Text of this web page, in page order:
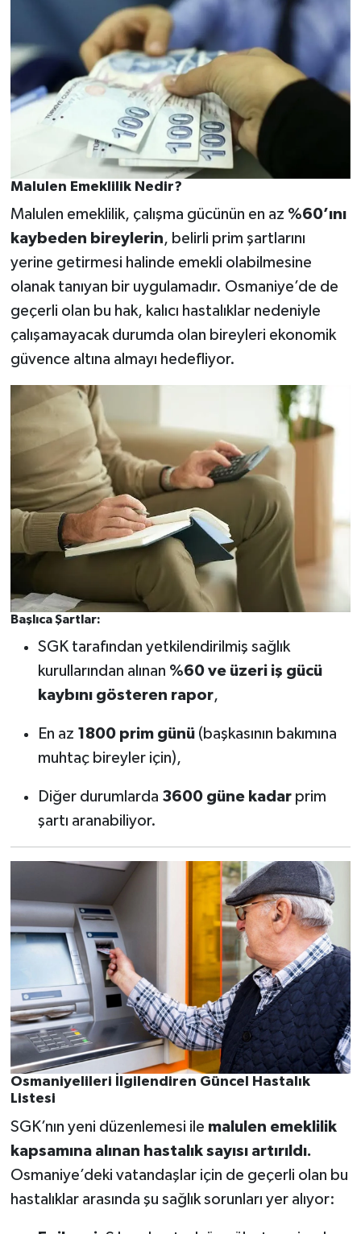
Malulen Emeklilik Nedir?
Malulen emeklilik, çalışma gücünün en az %60’ını
kaybeden bireylerin, belirli prim şartlarını
yerine getirmesi halinde emekli olabilmesine
olanak tanıyan bir uygulamadır. Osmaniye’de de
geçerli olan bu hak, kalıcı hastalıklar nedeniyle
çalışamayacak durumda olan bireyleri ekonomik
güvence altına almayı hedefliyor.
Başlıca Şartlar:
SGK tarafından yetkilendirilmiş sağlık
kurullarından alınan %60 ve üzeri iş gücü
kaybını gösteren rapor,
En az 1800 prim günü(başkasının bakımına
muhtaç bireyler için),
Diğer durumlarda 3600 güne kadarprim
şartı aranabiliyor.
Osmaniyelileri İlgilendiren Güncel Hastalık
Listesi
SGK’nın yeni düzenlemesi ile malulen emeklilik
kapsamına alınan hastalık sayısı artırıldı.
Osmaniye’deki vatandaşlar için de geçerli olan bu
hastalıklar arasında şu sağlık sorunları yer alıyor: